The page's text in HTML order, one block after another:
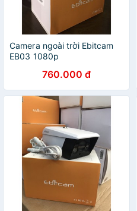
Camera ngoài trời Ebitcam
EB03 1080p
760.000 đ